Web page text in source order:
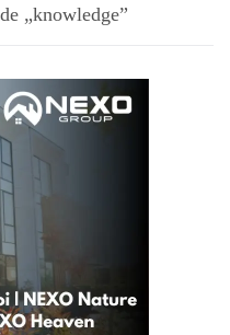
„knowledge”